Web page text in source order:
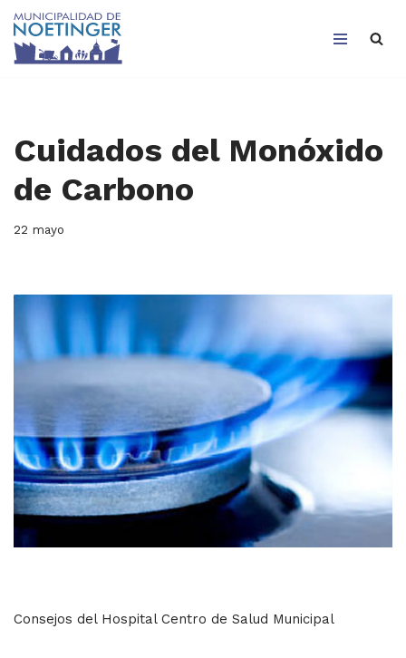
Saltar
Cuidados del Monóxido
de Carbono
22 mayo
Consejos del Hospital Centro de Salud Municipal